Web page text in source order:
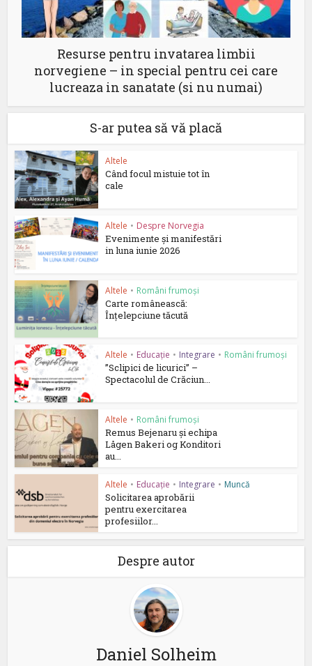
Resurse pentru invatarea limbii
norvegiene – in special pentru cei care
lucreaza in sanatate (si nu numai)
S-ar putea să vă placă
Altele
Când focul mistuie tot în
cale
Altele • Despre Norvegia
Evenimente și manifestări
in luna iunie 2026
Altele • Români frumoși
Carte românească:
Înțelepciune tăcută
Altele • Educație • Integrare • Români frumoși
”Sclipici de licurici” –
Spectacolul de Crăciun...
Altele • Români frumoși
Remus Bejenaru și echipa
Lågen Bakeri og Konditori
au...
Altele • Educație • Integrare • Muncă
Solicitarea aprobării
pentru exercitarea
profesiilor...
Despre autor
Daniel Solheim